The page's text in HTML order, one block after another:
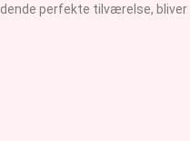
perfekte tilværelse,